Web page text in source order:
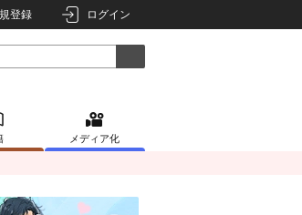
登録 ログイン
メディア化